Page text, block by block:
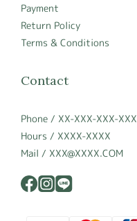
Payment
Return Policy
Terms & Conditions
Contact
Phone / XX-XXX-XXX-XXX
Hours / XXXX-XXXX
Mail / XXX@XXXX.COM